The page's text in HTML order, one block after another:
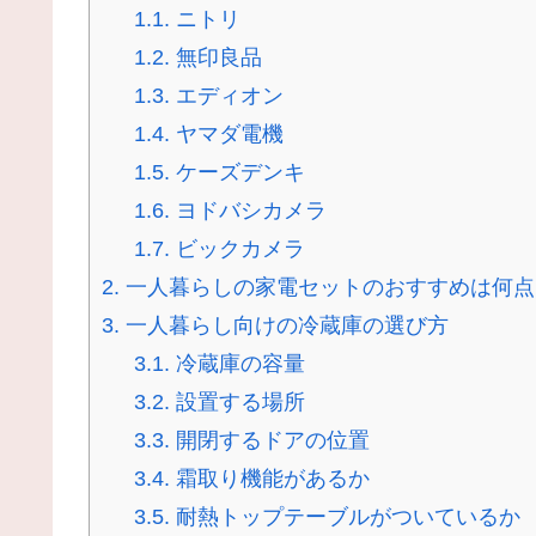
1.1. ニトリ
1.2. 無印良品
1.3. エディオン
1.4. ヤマダ電機
1.5. ケーズデンキ
1.6. ヨドバシカメラ
1.7. ビックカメラ
2. 一人暮らしの家電セットのおすすめは何
3. 一人暮らし向けの冷蔵庫の選び方
3.1. 冷蔵庫の容量
3.2. 設置する場所
3.3. 開閉するドアの位置
3.4. 霜取り機能があるか
3.5. 耐熱トップテーブルがついているか